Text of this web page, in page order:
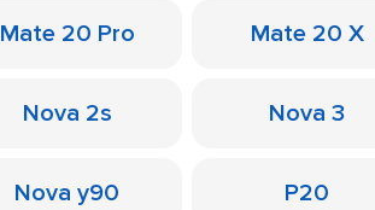
Mate 20 Pro Mate 20 X
Nova 2s Nova 3
Nova y90 P20